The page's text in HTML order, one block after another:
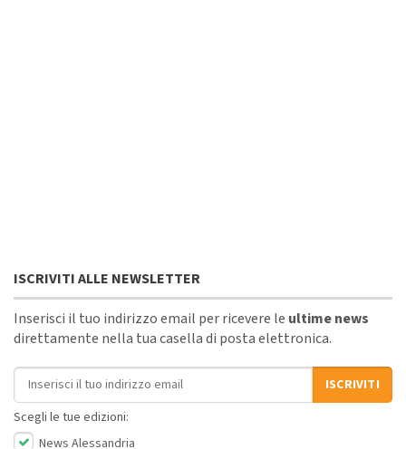
ISCRIVITI ALLE NEWSLETTER
Inserisci il tuo indirizzo email per ricevere le ultime news
direttamente nella tua casella di posta elettronica.
Indirizzo email
ISCRIVITI
Scegli le tue edizioni:
News Alessandria